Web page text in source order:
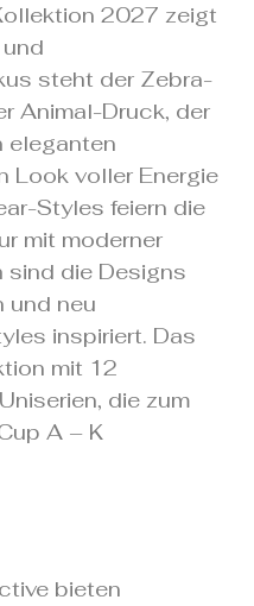
2027 zeigt
steht der Zebra-
Animal-Druck, der
eleganten
Look voller Energie
Styles feiern die
mit moderner
die Designs
und neu
inspiriert. Das
mit 12
die zum
A – K
bieten